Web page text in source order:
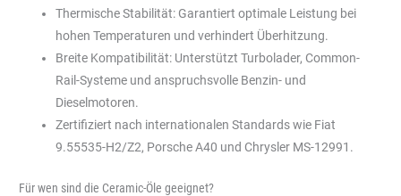
Thermische Stabilität: Garantiert optimale Leistung bei
hohen Temperaturen und verhindert Überhitzung.
Breite Kompatibilität: Unterstützt Turbolader, Common-
Rail-Systeme und anspruchsvolle Benzin- und
Dieselmotoren.
Zertifiziert nach internationalen Standards wie Fiat
9.55535-H2/Z2, Porsche A40 und Chrysler MS-12991.
Für wen sind die Ceramic-Öle geeignet?